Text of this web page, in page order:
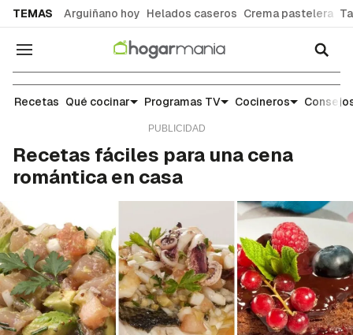
TEMAS Arguiñano hoy Helados caseros Crema pastelera
Navegación
Recetas
Recetas Qué cocinar Programas TV Cocineros
Recetas fáciles para una cena
romántica en casa